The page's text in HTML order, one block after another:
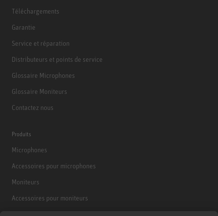
Téléchargements
Garantie
Service et réparation
Distributeurs et points de service
Glossaire Microphones
Glossaire Moniteurs
Contactez nous
Produits
Microphones
Accessoires pour microphones
Moniteurs
Accessoires pour moniteurs